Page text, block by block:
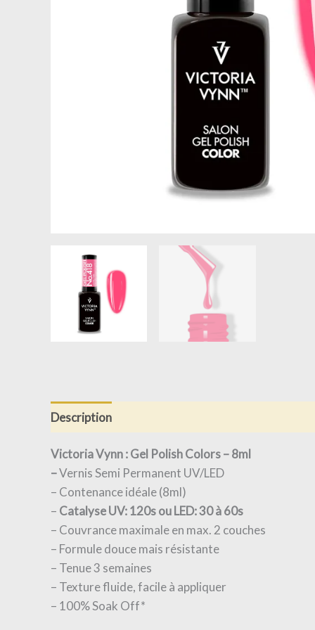
Description
Victoria Vynn : Gel Polish Colors – 8ml
–Vernis Semi Permanent UV/LED
– Contenance idéale (8ml)
– Catalyse UV: 120s ou LED: 30 à 60s
– Couvrance maximale en max. 2 couches
– Formule douce mais résistante
– Tenue 3 semaines
– Texture fluide, facile à appliquer
– 100% Soak Off*